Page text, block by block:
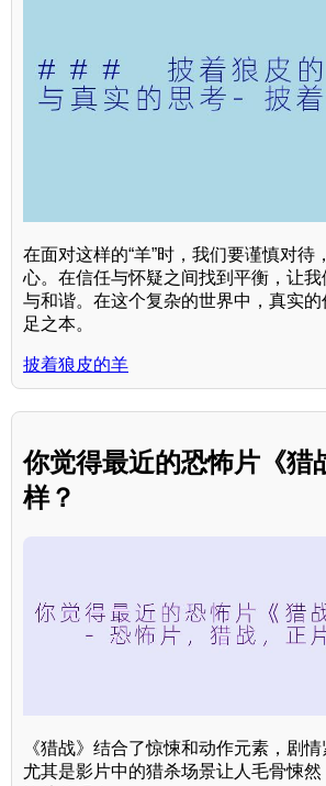
在面对这样的“羊”时，我们要谨慎对待
心。在信任与怀疑之间找到平衡，让
与和谐。在这个复杂的世界中，真实
足之本。
披着狼皮的羊
你觉得最近的恐怖片《猎
样？
《猎战》结合了惊悚和动作元素，剧情
尤其是影片中的猎杀场景让人毛骨悚